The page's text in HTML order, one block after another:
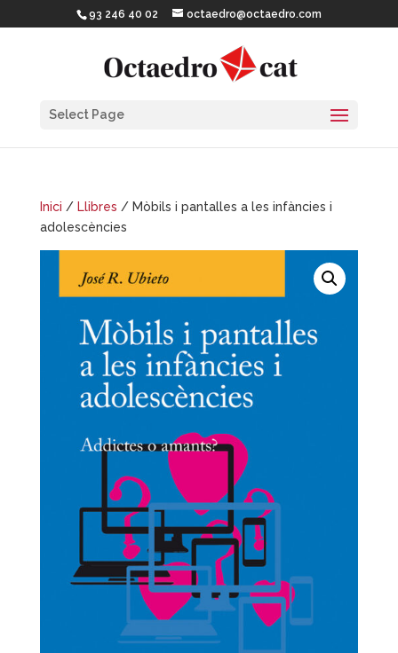
93 246 40 02 octaedro@octaedro.com
Select Page
Inici / Llibres / Mòbils i pantalles a les infàncies i
adolescències